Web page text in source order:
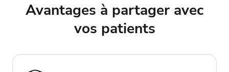
Avantages à partager avec
vos patients